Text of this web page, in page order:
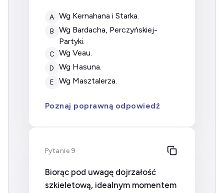
A wg Kernahana i Starka.
B
wg Bardacha, Perczyńskiej-
Partyki.
C wg Veau.
D wg Hasuna.
E wg Masztalerza.
Poznaj poprawną odpowiedź
Pytanie 9
Biorąc pod uwagę dojrzałość
szkieletową, idealnym momentem